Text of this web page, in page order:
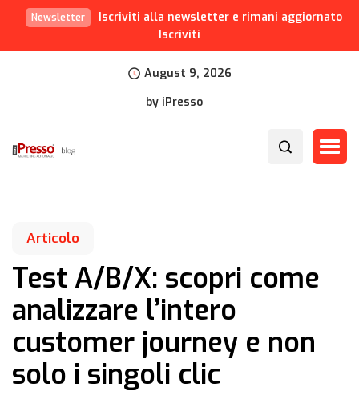
Newsletter
Iscriviti alla newsletter e rimani aggiornato
Iscriviti
August 9, 2026
by iPresso
Articolo
Test A/B/X: scopri come
analizzare l’intero
customer journey e non
solo i singoli clic